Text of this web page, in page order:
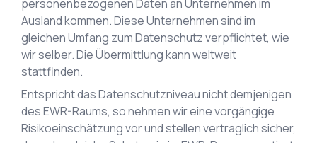
personenbezogenen Daten an Unternehmen im
Ausland kommen. Diese Unternehmen sind im
gleichen Umfang zum Datenschutz verpflichtet, wie
wir selber. Die Übermittlung kann weltweit
stattfinden.
Entspricht das Datenschutzniveau nicht demjenigen
des EWR-Raums, so nehmen wir eine vorgängige
Risikoeinschätzung vor und stellen vertraglich sicher,